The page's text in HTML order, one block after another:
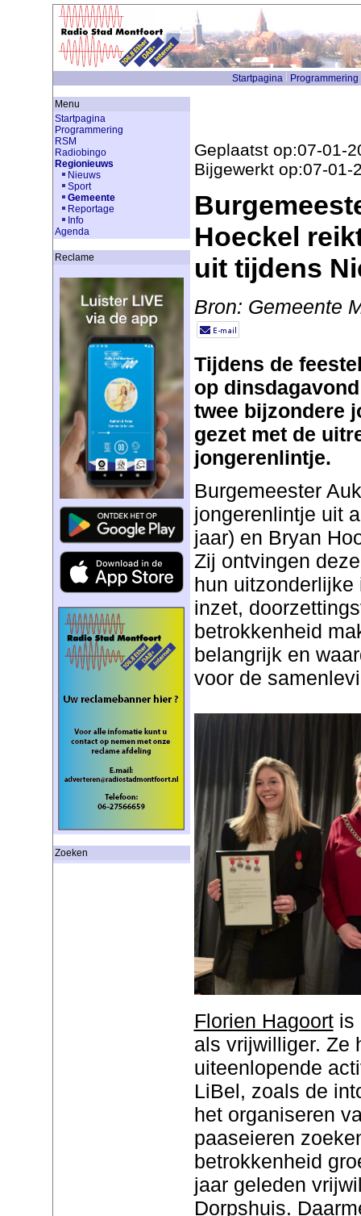
Startpagina Programmering
Menu
Startpagina
Programmering
RSM
Radiobingo
Regionieuws
Nieuws
Sport
Gemeente
Reportage
Info
Agenda
Reclame
Zoeken
Geplaatst op:07-01-
Bijgewerkt op:07-01-
Hoeckel
uit tijdens
Bron: Gemeente
Tijdens de
op
twee bijzondere
gezet met de
jongerenlintje.
Burgemeester
jongerenlintje uit
jaar) en Bryan
Zij ontvingen
hun
inzet,
betrokkenheid
belangrijk en
voor de
Florien Hagoortis
als vrijwilliger. Ze
uiteenlopende
LiBel, zoals de
het organiseren
paaseieren
betrokkenheid
jaar geleden
Dorpshuis.